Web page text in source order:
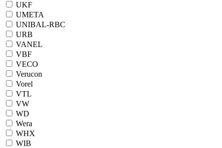
UKF
UMETA
UNIBAL-RBC
URB
VANEL
VBF
VECO
Verucon
Vorel
VTL
VW
WD
Wera
WHX
WIB